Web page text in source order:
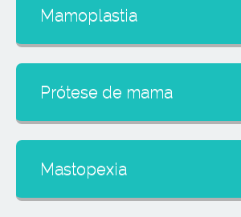
Mamoplastia
Prótese de mama
Mastopexia